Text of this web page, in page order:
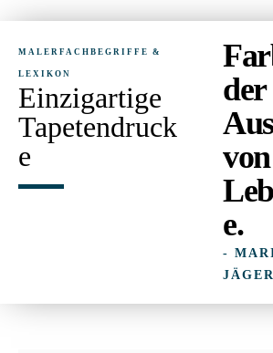
MALERFACHBEGRIFFE &
LEXIKON
Einzigartige
Tapetendruck
e
der
von
e.
-